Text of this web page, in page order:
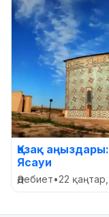
Қазақ
Ясауи
Әдебиет•22